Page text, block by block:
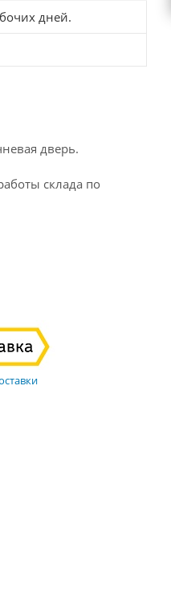
дней.
дверь.
склада по